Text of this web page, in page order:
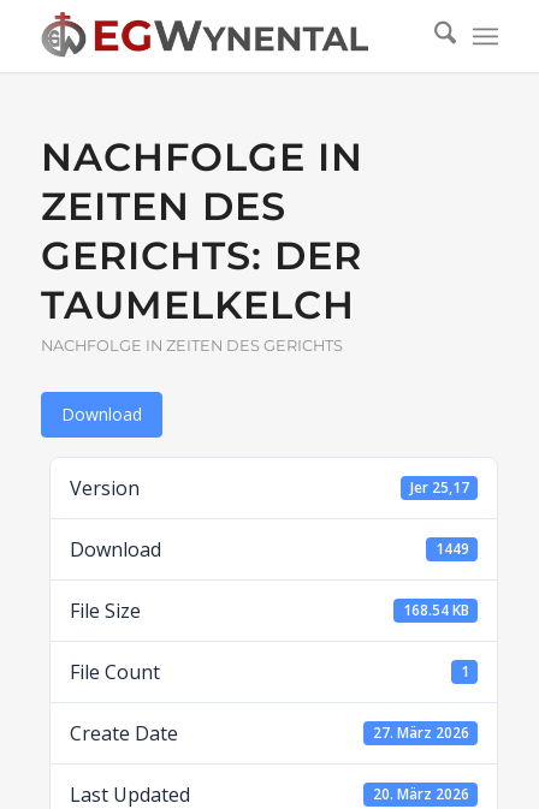
NACHFOLGE IN
ZEITEN DES
GERICHTS: DER
TAUMELKELCH
NACHFOLGE IN ZEITEN DES GERICHTS
Download
Version Jer 25,17
Download 1449
File Size 168.54 KB
File Count 1
Create Date 27. März 2026
Last Updated 20. März 2026